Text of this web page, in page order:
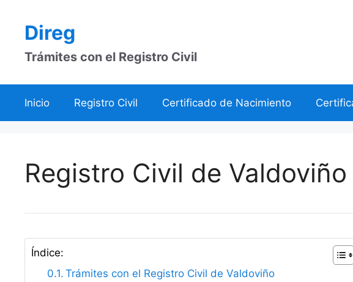
contenidoDireg
Trámites con el Registro Civil
Inicio Registro Civil Certificado de Nacimiento
Registro Civil de Valdoviño
Índice:
Trámites con el Registro Civil de Valdoviño